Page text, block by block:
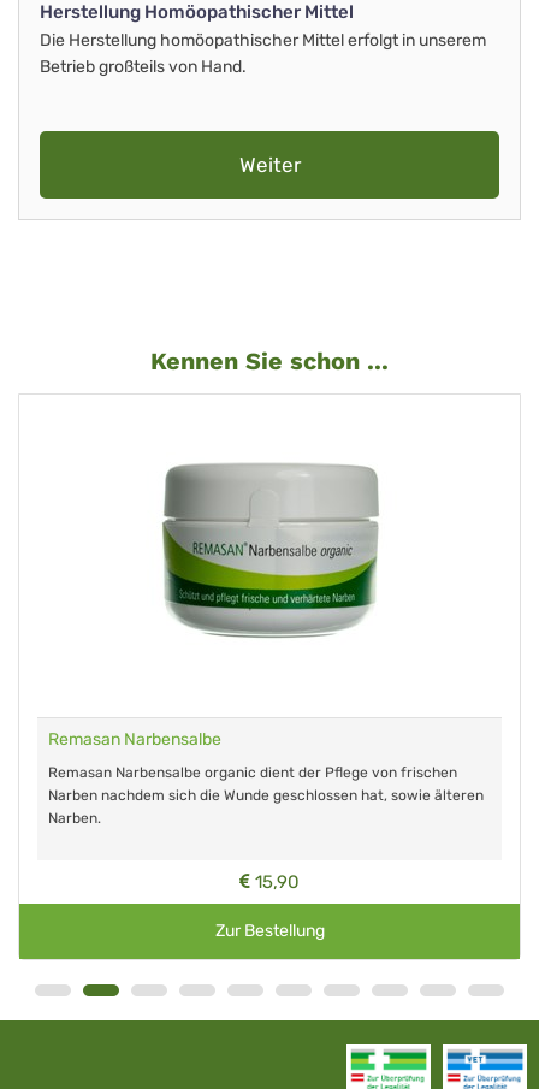
Herstellung Homöopathischer Mittel
Die Herstellung homöopathischer Mittel erfolgt in unserem
Betrieb großteils von Hand.
Weiter
Kennen Sie schon ...
Remasan Narbensalbe
Remasan Narbensalbe organic dient der Pflege von frischen
Narben nachdem sich die Wunde geschlossen hat, sowie älteren
Narben.
15,90
Zur Bestellung